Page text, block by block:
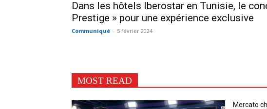
Dans les hôtels Iberostar en Tunisie, le
Prestige » pour une expérience exclusive
Communiqué - 5 février 2024
MOST READ
Mercato